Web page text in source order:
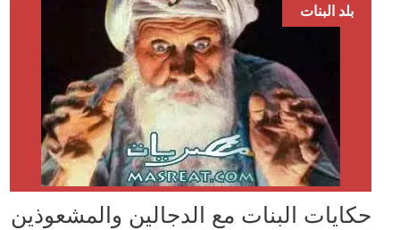
بلد البنات
حكايات البنات مع الدجالين والمشعوذين